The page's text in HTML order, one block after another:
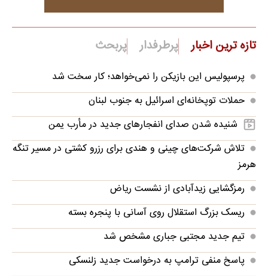
تازه ترین اخبار پرطرفدار پربحث
پرسپولیس این بازیکن را نمی‌خواهد؛ کار سخت شد
حملات توپخانه‌ای اسرائیل به جنوب لبنان
شنیده شدن صدای انفجارهای جدید در مأرب یمن
تلاش شرکت‌های چینی و هندی برای رزرو کشتی در مسیر تنگه
هرمز
رمزگشایی زیدآبادی از نشست ریاض
ریسک بزرگ استقلال روی آسانی با پنجره بسته
تیم جدید مجتبی جباری مشخص شد
پاسخ منفی ترامپ به درخواست جدید زلنسکی